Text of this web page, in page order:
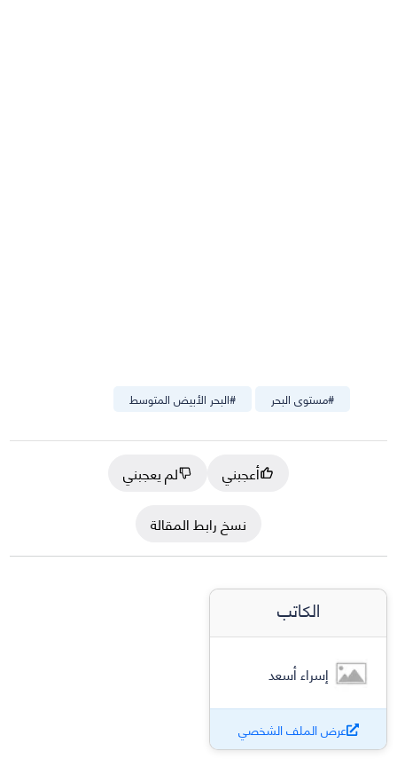
#البحر الأبيض المتوسط #مستوى البحر
أعجبني
لم يعجبني
نسخ رابط المقالة
الكاتب
إسراء أسعد
عرض الملف الشخصي